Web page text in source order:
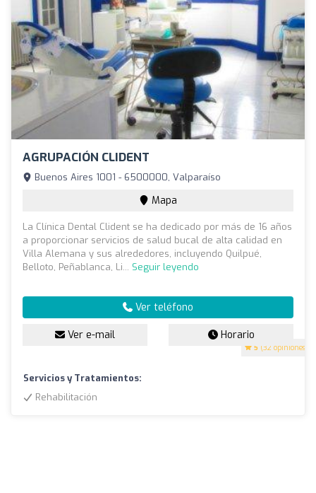
AGRUPACIÓN CLIDENT
5 (32 opiniones)
Buenos Aires 1001 - 6500000, Valparaíso
Mapa
La Clínica Dental Clident se ha dedicado por más de 16 años
a proporcionar servicios de salud bucal de alta calidad en
Villa Alemana y sus alrededores, incluyendo Quilpué,
Belloto, Peñablanca, Li... Seguir leyendo
Ver teléfono
Ver e-mail Horario
Servicios y Tratamientos:
Rehabilitación